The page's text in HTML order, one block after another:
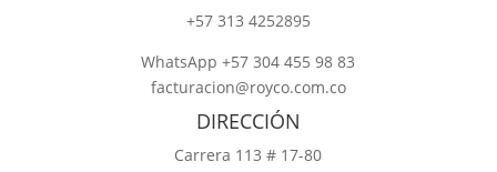
‎+57 313 4252895
WhatsApp +57 304 455 98 83
facturacion@royco.com.co
DIRECCIÓN
Carrera 113 # 17-80